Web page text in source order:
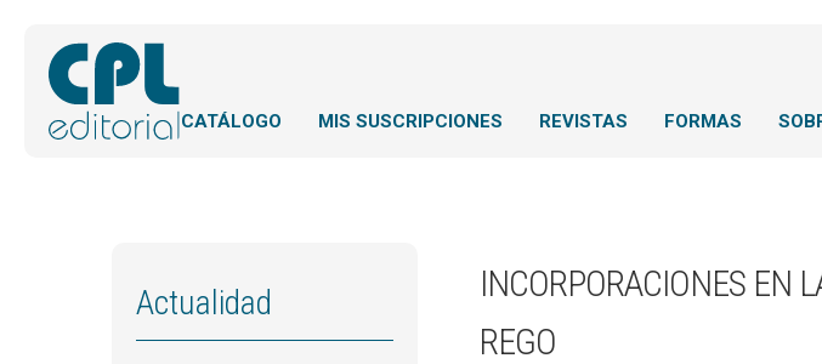
CATÁLOGO MIS SUSCRIPCIONES REVISTAS FORMAS
INCORPORACIONES EN
REGO
Actualidad